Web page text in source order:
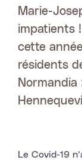
Marie-
impatients
cette
résidents
Normandia
Le Covid-19